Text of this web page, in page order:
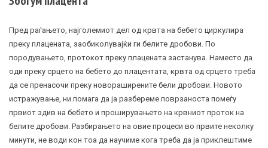
Пред раѓањето, најголемиот дел од крвта на бебето циркулира
преку плацената, заобиколувајќи ги белите дробови. По
породувањето, протокот преку плацената застанува. Наместо да
оди преку срцето на бебето до плацентата, крвта од срцето треба
да се пренасочи преку новораширените бели дробови. Новото
истражување, ни помага да ја разбереме поврзаноста помеѓу
првиот здив на бебето и проширувањето на крвниот проток на
белите дробови. Разбирањето на овие процеси во првите неколку
минути, не води кон тоа да научиме кога треба да ја приклештиме